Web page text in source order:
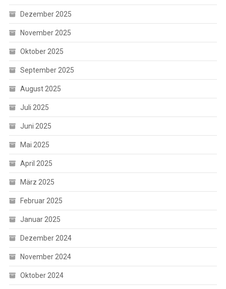
Dezember 2025
November 2025
Oktober 2025
September 2025
August 2025
Juli 2025
Juni 2025
Mai 2025
April 2025
März 2025
Februar 2025
Januar 2025
Dezember 2024
November 2024
Oktober 2024